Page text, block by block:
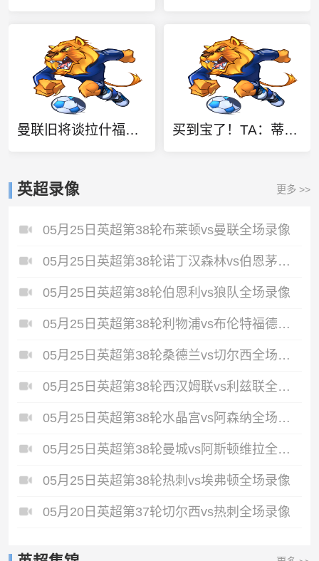
曼联旧将谈拉什福德：想不通，为世界最大的俱乐部踢球怎会不享受 买到宝了！TA：蒂莱曼斯迎来红魔首秀，球风沉稳想必卡里克很满意
英超录像 更多 >>
05月25日英超第38轮布莱顿vs曼联全场录像
05月25日英超第38轮诺丁汉森林vs伯恩茅斯全场录像
05月25日英超第38轮伯恩利vs狼队全场录像
05月25日英超第38轮利物浦vs布伦特福德全场录像
05月25日英超第38轮桑德兰vs切尔西全场录像
05月25日英超第38轮西汉姆联vs利兹联全场录像
05月25日英超第38轮水晶宫vs阿森纳全场录像
05月25日英超第38轮曼城vs阿斯顿维拉全场录像
05月25日英超第38轮热刺vs埃弗顿全场录像
05月20日英超第37轮切尔西vs热刺全场录像